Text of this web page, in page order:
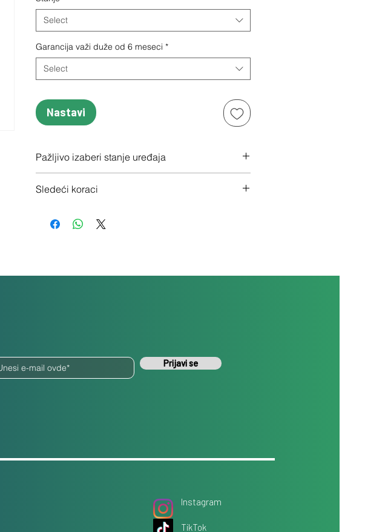
Select
Garancija važi duže od 6 meseci *
Select
Nastavi
Pažljivo izaberi stanje uređaja
Sledeći koraci
2 - Pošalji besplatno svoj uređaj
Prijavi se
Instagram
TikTok